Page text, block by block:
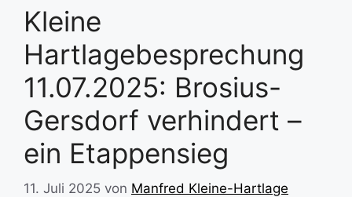
Kleine
Hartlagebesprechung
11.07.2025: Brosius-
Gersdorf verhindert –
ein Etappensieg
11. Juli 2025 von Manfred Kleine-Hartlage